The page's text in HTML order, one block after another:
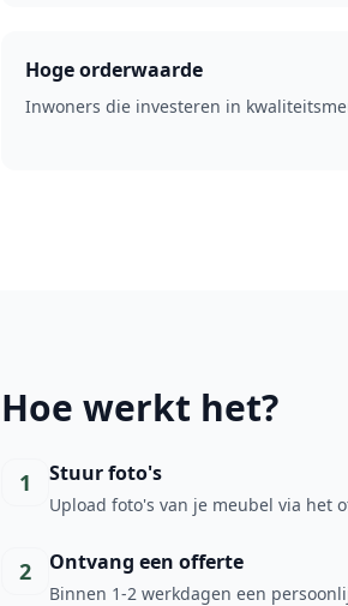
Hoge orderwaarde
Inwoners die investeren in
Hoe werkt het?
1 Stuur foto's
Upload foto's van je meubel via het
2 Ontvang een offerte
Binnen 1-2 werkdagen een